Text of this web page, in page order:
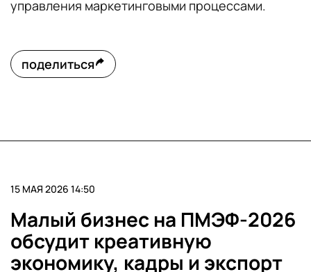
управления маркетинговыми процессами.
поделиться
15 МАЯ 2026 14:50
Малый бизнес на ПМЭФ-2026
обсудит креативную
экономику, кадры и экспорт